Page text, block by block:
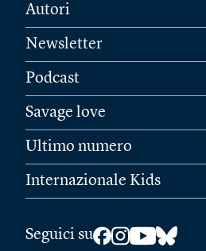
Autori
Newsletter
Podcast
Savage love
Ultimo numero
Internazionale Kids
Seguici su